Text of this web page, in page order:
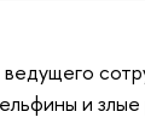
и злые